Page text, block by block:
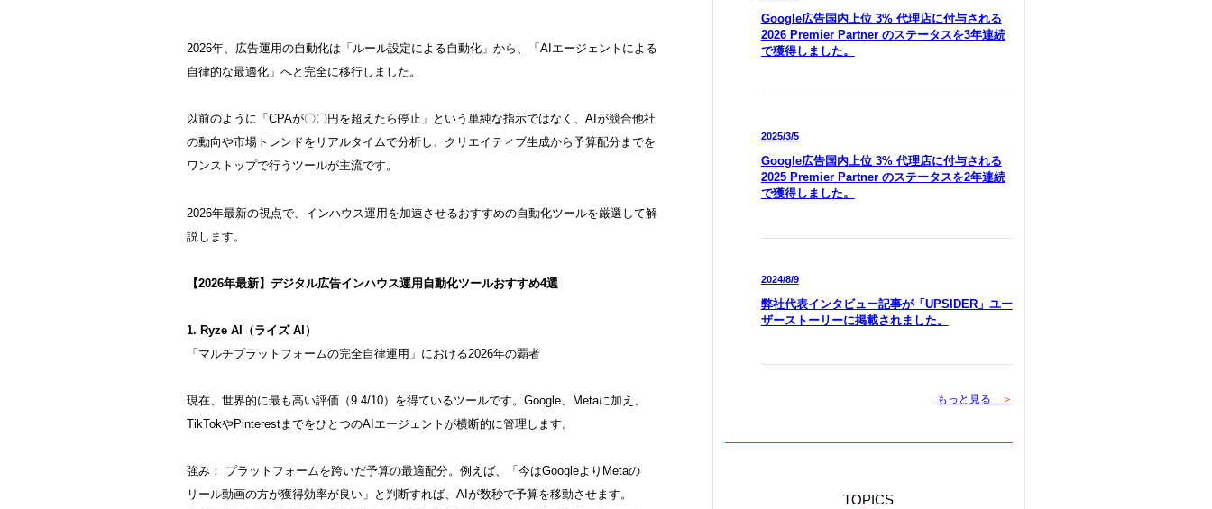
2026年、広告運用の自動化は「ルール設定による自動化」から、「AIエージェントによる
自律的な最適化」へと完全に移行しました。
以前のように「CPAが〇〇円を超えたら停止」という単純な指示ではなく、AIが競合他社
の動向や市場トレンドをリアルタイムで分析し、クリエイティブ生成から予算配分までを
ワンストップで行うツールが主流です。
2026年最新の視点で、インハウス運用を加速させるおすすめの自動化ツールを厳選して解
説します。
【2026年最新】デジタル広告インハウス運用自動化ツールおすすめ4選
1. Ryze AI（ライズ AI）
「マルチプラットフォームの完全自律運用」における2026年の覇者
現在、世界的に最も高い評価（9.4/10）を得ているツールです。Google、Metaに加え、
TikTokやPinterestまでをひとつのAIエージェントが横断的に管理します。
強み： プラットフォームを跨いだ予算の最適配分。例えば、「今はGoogleよりMetaの
リール動画の方が獲得効率が良い」と判断すれば、AIが数秒で予算を移動させます。
Google広告国内上位 3% 代理店に付与される
2026 Premier Partner のステータスを3年連続
で獲得しました。
2025/3/5
Google広告国内上位 3% 代理店に付与される
2025 Premier Partner のステータスを2年連続
で獲得しました。
2024/8/9
弊社代表インタビュー記事が「UPSIDER」ユー
ザーストーリーに掲載されました。
もっと見る ＞
TOPICS